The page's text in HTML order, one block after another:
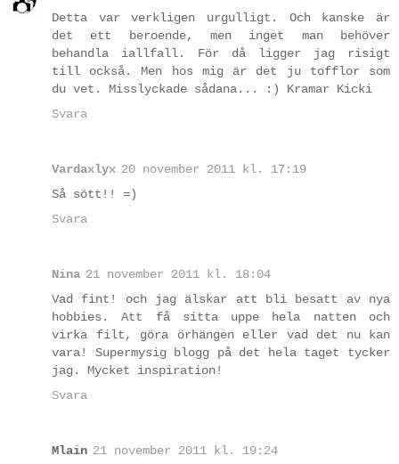
Detta var verkligen urgulligt. Och kanske är
det ett beroende, men inget man behöver
behandla iallfall. För då ligger jag risigt
till också. Men hos mig är det ju tofflor som
du vet. Misslyckade sådana... :) Kramar Kicki
Svara
Vardaxlyx 20 november 2011 kl. 17:19
Så sött!! =)
Svara
Nina 21 november 2011 kl. 18:04
Vad fint! och jag älskar att bli besatt av nya
hobbies. Att få sitta uppe hela natten och
virka filt, göra örhängen eller vad det nu kan
vara! Supermysig blogg på det hela taget tycker
jag. Mycket inspiration!
Svara
Mlain 21 november 2011 kl. 19:24